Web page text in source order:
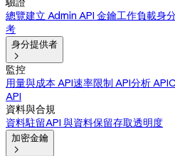
總覽建立 Admin API 金鑰工作負載身
考
身分提供者

監控
用量與成本 API速率限制 API分析 API
API
資料與合規
資料駐留API 與資料保留存取透明度
加密金鑰
